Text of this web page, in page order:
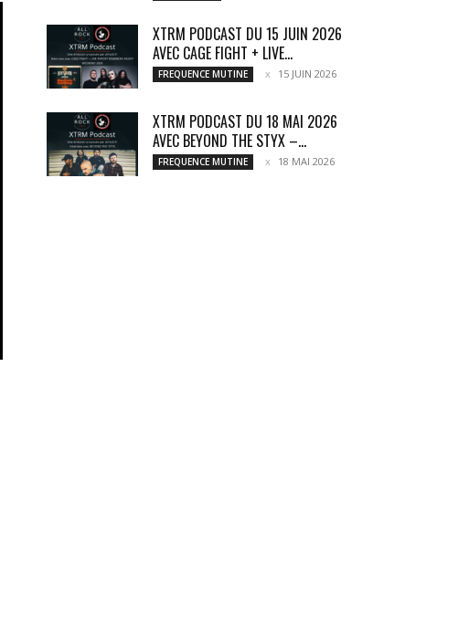
XTRM PODCAST DU 15 JUIN 2026
AVEC CAGE FIGHT + LIVE...
FREQUENCE MUTINE 15 JUIN 2026
XTRM PODCAST DU 18 MAI 2026
AVEC BEYOND THE STYX –...
FREQUENCE MUTINE 18 MAI 2026